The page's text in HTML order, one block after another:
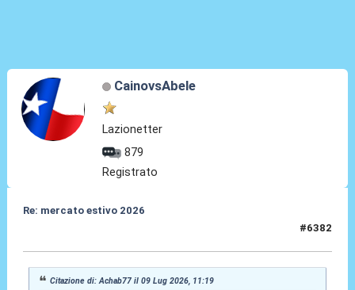
CainovsAbele
Lazionetter
879
Registrato
Re: mercato estivo 2026
#6382
Citazione di: Achab77 il 09 Lug 2026, 11:19